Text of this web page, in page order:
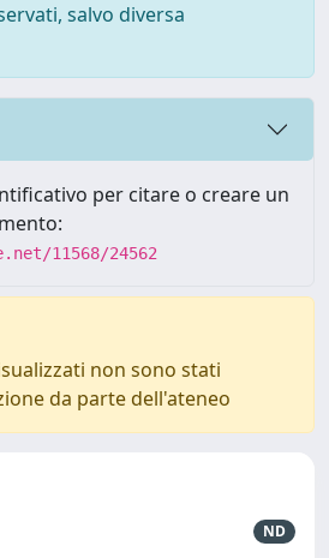
salvo diversa
per citare o creare un
11568/24562
non sono stati
da parte dell'ateneo
ND